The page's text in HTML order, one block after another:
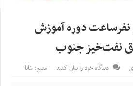
۳۱۸ هزار نفرساعت دوره آموزش
نفت‌خیز جنوب
دیدگاه خود را بیان کنید منبع: شانا